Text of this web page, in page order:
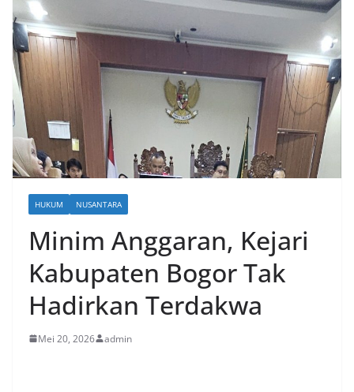
HUKUM NUSANTARA
Minim Anggaran, Kejari
Kabupaten Bogor Tak
Hadirkan Terdakwa
Mei 20, 2026 admin